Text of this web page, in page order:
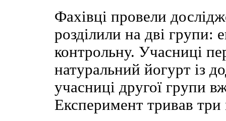
Фахівці провели
розділили на дві групи:
контрольну. Учасниці
натуральний йогурт із
учасниці другої групи
Експеримент тривав три